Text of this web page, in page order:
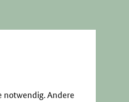
notwendig. Andere